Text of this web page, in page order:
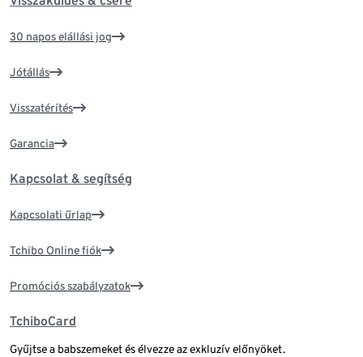
30 napos elállási jog
Jótállás
Visszatérítés
Garancia
Kapcsolat & segítség
Kapcsolati űrlap
Tchibo Online fiók
Promóciós szabályzatok
TchiboCard
Gyűjtse a babszemeket és élvezze az exkluzív előnyöket.